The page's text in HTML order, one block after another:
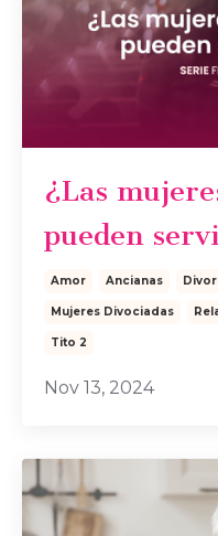
¿Las
pueden
Amor Ancianas
Mujeres Divociadas
Tito 2
Nov 13, 2024